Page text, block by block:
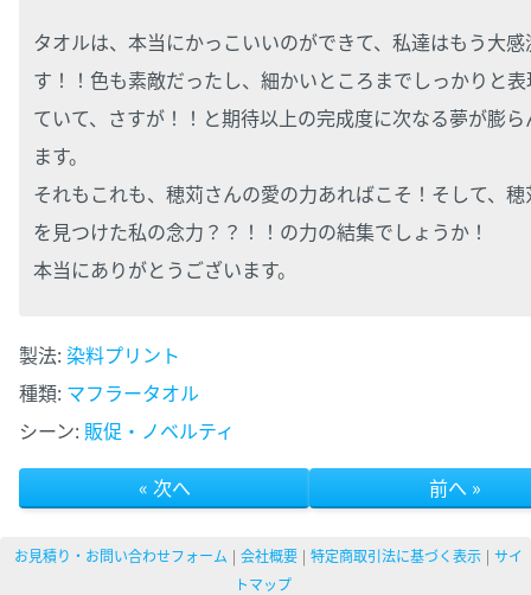
タオルは、本当にかっこいいのができて、私達はもう大感
す！！色も素敵だったし、細かいところまでしっかりと
ていて、さすが！！と期待以上の完成度に次なる夢が膨ら
ます。
それもこれも、穂苅さんの愛の力あればこそ！そして、
を見つけた私の念力？？！！の力の結集でしょうか！
本当にありがとうございます。
製法: 染料プリント
種類: マフラータオル
シーン: 販促・ノベルティ
« 次へ
前へ »
お見積り・お問い合わせフォーム 会社概要 特定商取引法に基づく表示
サイ
トマップ